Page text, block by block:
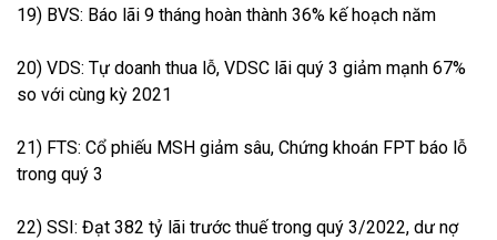
19) BVS: Báo lãi 9 tháng hoàn thành 36% kế hoạch năm
20) VDS: Tự doanh thua lỗ, VDSC lãi quý 3 giảm mạnh 67%
so với cùng kỳ 2021
21) FTS: Cổ phiếu MSH giảm sâu, Chứng khoán FPT báo lỗ
trong quý 3
22) SSI: Đạt 382 tỷ lãi trước thuế trong quý 3/2022, dư nợ